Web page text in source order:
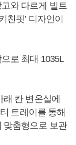
와 다르게 빌트
친핏’ 디자인이
로 최대 1035L
칸 변온실에
트레이를 통해
맞춤형으로 보관